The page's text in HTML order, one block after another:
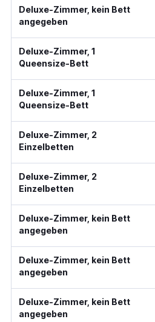
Deluxe-Zimmer, kein Bett
angegeben
Deluxe-Zimmer, 1
Queensize-Bett
Deluxe-Zimmer, 1
Queensize-Bett
Deluxe-Zimmer, 2
Einzelbetten
Deluxe-Zimmer, 2
Einzelbetten
Deluxe-Zimmer, kein Bett
angegeben
Deluxe-Zimmer, kein Bett
angegeben
Deluxe-Zimmer, kein Bett
angegeben